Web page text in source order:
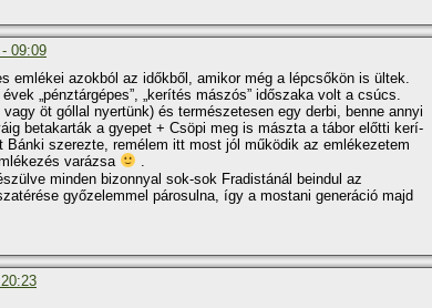
09:09
emlékei azokból az időkből, amikor még a lépcsőkön is ültek.
„pénztárgépes”, „kerí­tés mászós” időszaka volt a csúcs.
öt góllal nyertünk) és természetesen egy derbi, benne annyi
betakarták a gyepet + Csöpi meg is mászta a tábor előtti kerí­
Bánki szerezte, remélem itt most jól működik az emlékezetem
varázsa
.
minden bizonnyal sok-sok Fradistánál beindul az
győzelemmel párosulna, í­gy a mostani generáció majd